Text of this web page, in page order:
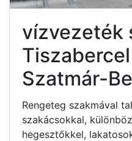
vízvezeték
Szatmár-
Rengeteg szakmával
szakácsokkal,
hegesztőkkel,